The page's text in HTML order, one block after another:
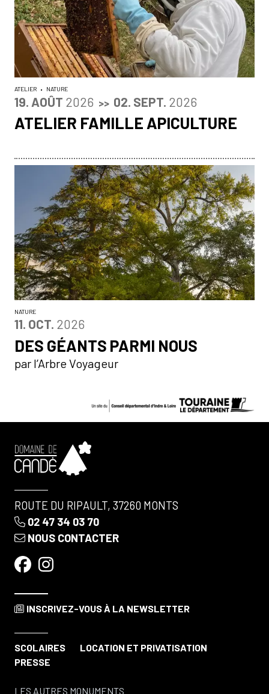
ATELIER • NATURE
DU
19. AOÛT
AOÛT 2026 >> AU
02. SEPTEMBRE
SEPT. 2026
ATELIER FAMILLE APICULTURE
NATURE
11. OCTOBRE
OCT. 2026
DES GÉANTS PARMI NOUS
par l’Arbre Voyageur
ROUTE DU RIPAULT, 37260 MONTS
02 47 34 03 70
NOUS CONTACTER
INSCRIVEZ-VOUS À LA NEWSLETTER
SCOLAIRES
LOCATION ET PRIVATISATION
PRESSE
LES AUTRES MONUMENTS